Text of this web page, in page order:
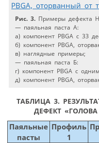
Рис. 3. Примеры дефекта
— паяльная паста А:
а) компонент PBGA с 33
б) компонент PBGA,
в) наглядные примеры;
— паяльная паста Б:
г) компонент PBGA с
д) компонент PBGA,
ТАБЛИЦА 3.
ДЕФЕКТ
Паяльные
пасты
Профиль
1